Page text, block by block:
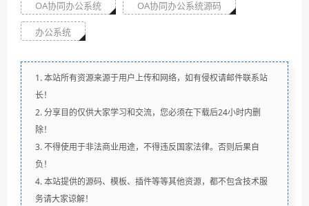
OA协同办公系统 OA协同办公系统源码
办公系统
1. 本站所有资源来源于用户上传和网络，如有侵权请邮件联系站
长！
2. 分享目的仅供大家学习和交流，您必须在下载后24小时内删
除！
3. 不得使用于非法商业用途，不得违反国家法律。否则后果自
负！
4. 本站提供的源码、模板、插件等等其他资源，都不包含技术服
务请大家谅解！